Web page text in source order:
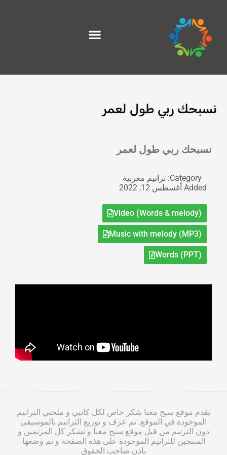
المحتوى
نسبحك ربي طول لعمر
نسبحك ربي طول لعمر
Category: ترانيم مغربية
Added أغسطس 12, 2022
Video (Words & melody)
Music with melody (MP3)
Words (PPT)
يقدم موقع سبح معنا شكر خاص لكل كاتبي و ملحني الترانيم
الموجودة في الموقع. تم عزف و توزيع الترانيم بالموسيقى
دون الترنيم من قبل موقع سبح معنا و نشكر كل المرنمين و
المنتجين للترانيم الموجودة على هذه الصفحة و تم وضعها
باذن صاحب الحقوق